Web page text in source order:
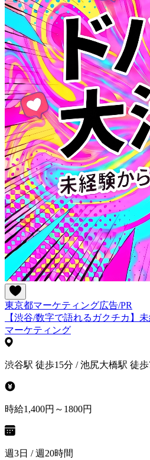
東京都マーケティング広告/PR
【渋谷/数字で語れるガクチカ】
マーケティング
渋谷駅 徒歩15分 / 池尻大橋駅 徒
時給1,400円～1800円
週3日 / 週20時間